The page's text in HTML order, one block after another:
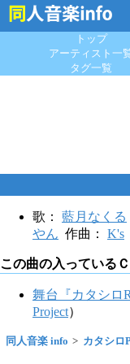
トップ
アーティスト一
タグ一覧
歌： 藍月なくる
やん 作曲： K's
この曲の入っている
舞台『カタシロ
Project）
同人音楽 info カタシロ